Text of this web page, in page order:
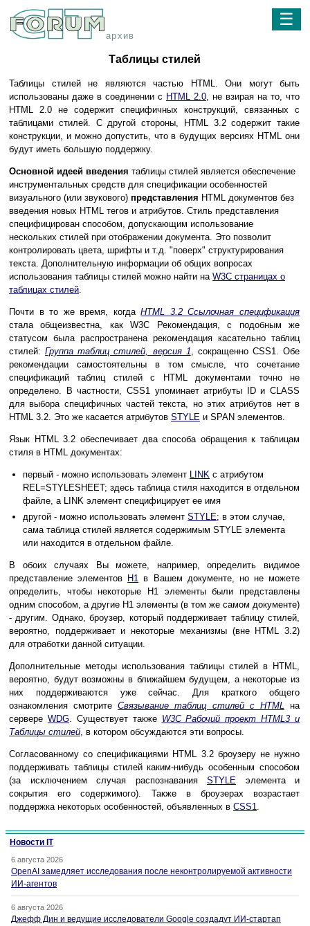
архив
☰
Таблицы стилей
Таблицы стилей не являются частью HTML. Они могут быть
использованы даже в соединении с HTML 2.0, не взирая на то, что
HTML 2.0 не содержит специфичных конструкций, связанных с
таблицами стилей. С другой стороны, HTML 3.2 содержит такие
конструкции, и можно допустить, что в будущих версиях HTML они
будут иметь большую поддержку.
Основной идеей введения таблицы стилей является обеспечение
инструментальных средств для спецификации особенностей
визуального (или звукового) представления HTML документов без
введения новых HTML тегов и атрибутов. Стиль представления
специфицирован способом, допускающим использование
нескольких стилей при отображении документа. Это позволит
контролировать цвета, шрифты и т.д. "поверх" структурирования
текста. Дополнительную информации об общих вопросах
использования таблицы стилей можно найти на W3C страницах о
таблицах стилей.
Почти в то же время, когдаHTML 3.2 Ссылочная спецификация
стала общеизвестна, как W3C Рекомендация, с подобным же
статусом была распространена рекомендация касательно таблиц
стилей:Группа таблиц стилей, версия 1, сокращенно CSS1. Обе
рекомендации самостоятельны в том смысле, что сочетание
спецификаций таблиц стилей с HTML документами точно не
определено. В частности, CSS1 упоминает атрибуты ID и CLASS
для выбора специфичных частей текста, но этих атрибутов нет в
HTML 3.2. Это же касается атрибутов STYLE и SPAN элементов.
Язык HTML 3.2 обеспечивает два способа обращения к таблицам
стиля в HTML документах:
первый - можно использовать элемент LINK с атрибутом
REL=STYLESHEET; здесь таблица стиля находится в отдельном
файле, а LINK элемент специфицирует ее имя
другой - можно использовать элемент STYLE; в этом случае,
сама таблица стилей является содержимым STYLE элемента
или находится в отдельном файле.
В обоих случаях Вы можете, например, определить видимое
представление элементов H1 в Вашем документе, но не можете
определить, чтобы некоторые Н1 элементы были представлены
одним способом, а другие Н1 элементы (в том же самом документе)
- другим. Однако, броузер, который поддерживает таблицу стилей,
вероятно, поддерживает и некоторые механизмы (вне HTML 3.2)
для отработки данной ситуации.
Дополнительные методы использования таблицы стилей в HTML,
вероятно, будут возможны в ближайшем будущем, а некоторые из
них поддерживаются уже сейчас. Для краткого общего
ознакомления смотритеСвязывание таблиц стилей с HTMLна
сервере WDG. Существует также W3C Рабочий проект HTML3 и
Таблицы стилей, в котором обсуждаются эти вопросы.
Согласованному со спецификациями HTML 3.2 броузеру не нужно
поддерживать таблицы стилей каким-нибудь особенным способом
(за исключением случая распознавания STYLE элемента и
сокрытия его содержимого). Также в броузерах возрастает
поддержка некоторых особенностей, объявленных в CSS1.
Новости IT
6 августа 2026
OpenAI замедляет исследования после неконтролируемой активности
ИИ-агентов
6 августа 2026
Джефф Дин и ведущие исследователи Google создадут ИИ-стартап